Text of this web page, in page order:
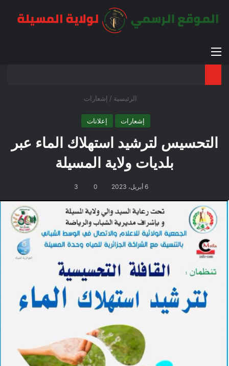
القائمة
الرئيسية / إشعارات
إشعارات إعلانات
التحسيس لترشيد استهلاك الماء عبر
بلديات ولاية المسيلة
6 أبريل، 2023 0
3